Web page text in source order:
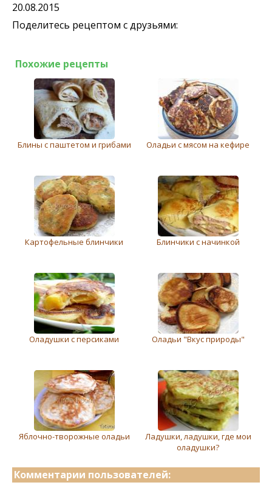
20.08.2015
Поделитесь рецептом с друзьями:
Похожие рецепты
Блины с паштетом и грибами Оладьи с мясом на кефире
Картофельные блинчики Блинчики с начинкой
Оладушки с персиками Оладьи "Вкус природы"
Яблочно-творожные оладьи
Ладушки, ладушки, где мои
оладушки?
Комментарии пользователей: